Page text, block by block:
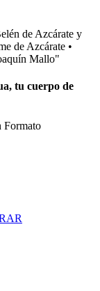
de Azcárate y
de Azcárate •
Mallo"
tu cuerpo de
Formato